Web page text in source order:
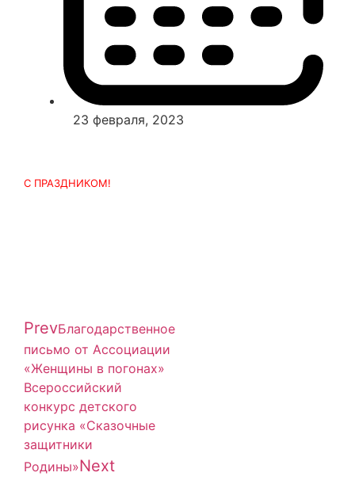
23 февраля, 2023
С ПРАЗДНИКОМ!
PrevБлагодарственное
письмо от Ассоциации
«Женщины в погонах»
Всероссийский
конкурс детского
рисунка «Сказочные
защитники
Родины»Next